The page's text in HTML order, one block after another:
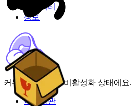
커뮤니티
정보
커뮤니티 기능이 비활성화 상태에요.
이용약관